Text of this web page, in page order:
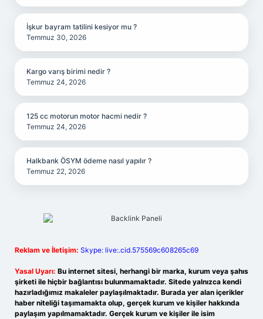
İşkur bayram tatilini kesiyor mu ?
Temmuz 30, 2026
Kargo varış birimi nedir ?
Temmuz 24, 2026
125 cc motorun motor hacmi nedir ?
Temmuz 24, 2026
Halkbank ÖSYM ödeme nasıl yapılır ?
Temmuz 22, 2026
Reklam ve İletişim: Skype: live:.cid.575569c608265c69
Yasal Uyarı: Bu internet sitesi, herhangi bir marka, kurum veya şahıs
şirketi ile hiçbir bağlantısı bulunmamaktadır. Sitede yalnızca kendi
hazırladığımız makaleler paylaşılmaktadır. Burada yer alan içerikler
haber niteliği taşımamakta olup, gerçek kurum ve kişiler hakkında
paylaşım yapılmamaktadır. Gerçek kurum ve kişiler ile isim